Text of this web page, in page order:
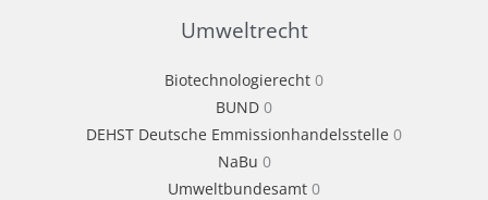
Umweltrecht
Biotechnologierecht 0
BUND 0
DEHST Deutsche Emmissionhandelsstelle 0
NaBu 0
Umweltbundesamt 0